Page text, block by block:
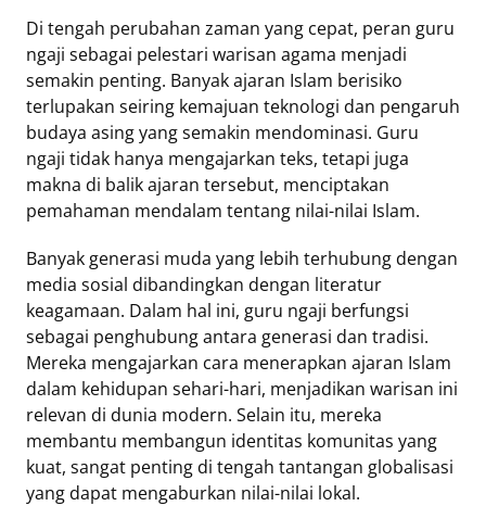
Di tengah perubahan zaman yang cepat, peran guru
ngaji sebagai pelestari warisan agama menjadi
semakin penting. Banyak ajaran Islam berisiko
terlupakan seiring kemajuan teknologi dan pengaruh
budaya asing yang semakin mendominasi. Guru
ngaji tidak hanya mengajarkan teks, tetapi juga
makna di balik ajaran tersebut, menciptakan
pemahaman mendalam tentang nilai-nilai Islam.
Banyak generasi muda yang lebih terhubung dengan
media sosial dibandingkan dengan literatur
keagamaan. Dalam hal ini, guru ngaji berfungsi
sebagai penghubung antara generasi dan tradisi.
Mereka mengajarkan cara menerapkan ajaran Islam
dalam kehidupan sehari-hari, menjadikan warisan ini
relevan di dunia modern. Selain itu, mereka
membantu membangun identitas komunitas yang
kuat, sangat penting di tengah tantangan globalisasi
yang dapat mengaburkan nilai-nilai lokal.